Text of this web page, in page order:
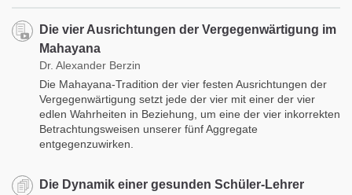
Die vier Ausrichtungen der Vergegenwärtigung im
Mahayana
Dr. Alexander Berzin
Die Mahayana-Tradition der vier festen Ausrichtungen der
Vergegenwärtigung setzt jede der vier mit einer der vier
edlen Wahrheiten in Beziehung, um eine der vier inkorrekten
Betrachtungsweisen unserer fünf Aggregate
entgegenzuwirken.
Die Dynamik einer gesunden Schüler-Lehrer